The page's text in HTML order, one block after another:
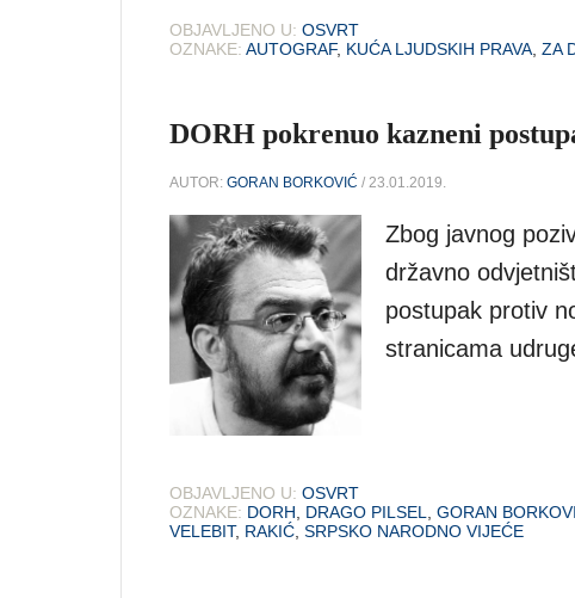
OBJAVLJENO U: OSVRT
OZNAKE: AUTOGRAF, KUĆA LJUDSKIH PRAVA ZA
DORH pokrenuo kazneni
AUTOR: GORAN BORKOVIĆ / 23.01.2019.
Zbog javnog
državno
postupak protiv
stranicama
OBJAVLJENO U: OSVRT
OZNAKE: DORH DRAGO PILSEL GORAN
VELEBIT, RAKIĆ SRPSKO NARODNO VIJEĆE